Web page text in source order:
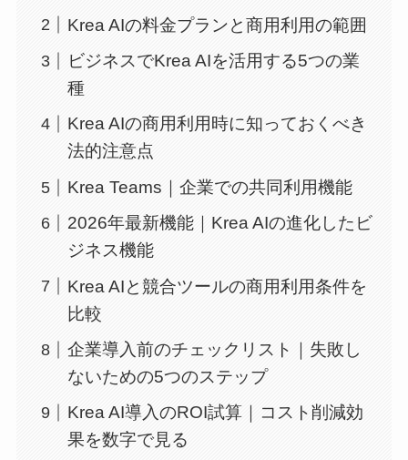
Krea AIの料金プランと商用利用の範囲
ビジネスでKrea AIを活用する5つの業
種
Krea AIの商用利用時に知っておくべき
法的注意点
Krea Teams｜企業での共同利用機能
2026年最新機能｜Krea AIの進化したビ
ジネス機能
Krea AIと競合ツールの商用利用条件を
比較
企業導入前のチェックリスト｜失敗し
ないための5つのステップ
Krea AI導入のROI試算｜コスト削減効
果を数字で見る